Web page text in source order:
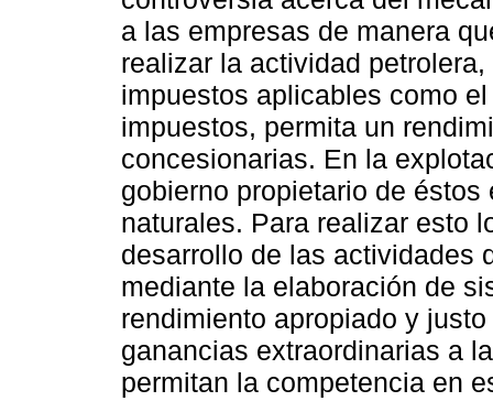
a las empresas de manera
realizar la actividad
impuestos aplicables como
impuestos, permita un
concesionarias. En la
gobierno propietario de
naturales. Para realizar esto
desarrollo de las actividades
mediante la elaboración de
rendimiento apropiado y
ganancias extraordinarias a
permitan la competencia en